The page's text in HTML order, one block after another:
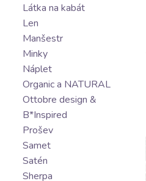
Látka na kabát
Len
Manšestr
Minky
Náplet
Organic a NATURAL
Ottobre design &
B*Inspired
Prošev
Samet
Satén
Sherpa